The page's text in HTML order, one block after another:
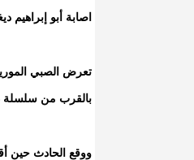
اصابة أبو إبراهيم ديغو، طفل يبلغ
بالقرب من سلسلة
ووقع الحادث حين